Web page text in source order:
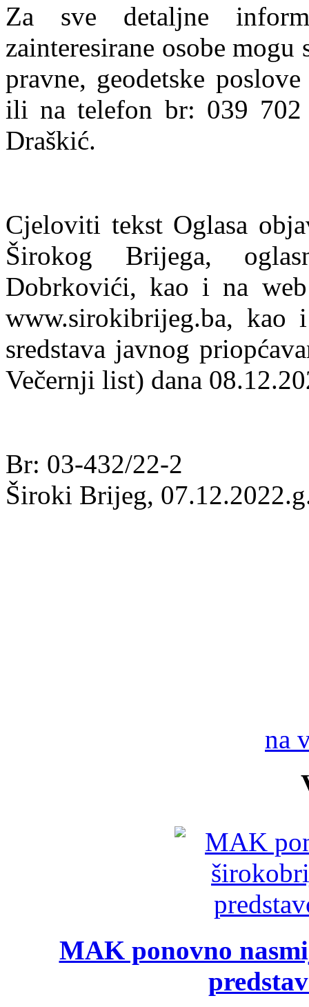
Za sve detaljne
zainteresirane osobe
pravne, geodetske
ili na telefon br: 039 702
Draškić.
Cjeloviti tekst Oglasa
Širokog Brijega,
Dobrkovići, kao i na
www.sirokibrijeg.ba, kao
sredstava javnog
Večernji list) dana
Br: 03-432/22-2
Široki Brijeg,
na
MAK ponovno